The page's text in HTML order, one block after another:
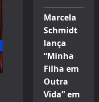
Marcela
Schmidt
lança
“Minha
Filha em
Outra
Vida” em